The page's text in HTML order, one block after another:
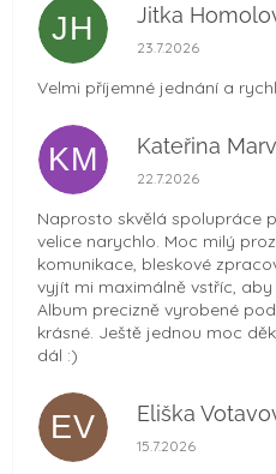
JH Jitka
Hodnocení
23.7.2026
Velmi příjemné jednání a
KM Kateřina
Hodnocení
22.7.2026
Naprosto skvělá spolupráce
velice narychlo. Moc milý
komunikace, bleskové
vyjít mi maximálně vstříc,
Album precizně vyrobené
krásné. Ještě jednou moc
dál :)
EV Eliška
Hodnocení
15.7.2026